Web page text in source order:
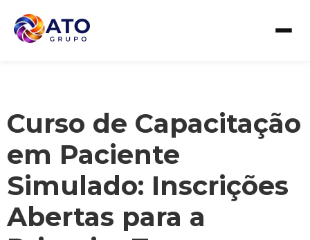
Curso de Capacitação
em Paciente
Simulado: Inscrições
Abertas para a